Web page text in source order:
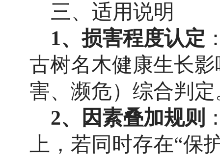
三、适用说明
1、损害程度认定
古树名木健康生长
害、濒危）综合判
2、
因素叠加规则
上， 若同时存在“保